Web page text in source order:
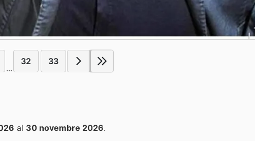
...
32 33
al 30 novembre 2026.